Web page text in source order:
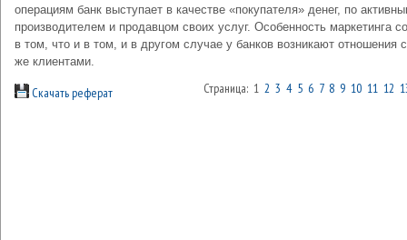
операциям банк выступает в качестве «покупателя» денег, по
производителем и продавцом своих услуг. Особенность маркетинга
в том, что и в том, и в другом случае у банков возникают отношения
же клиентами.
Скачать реферат Страница: 1 2 3 4 5 6 7 8 9 10 11 12